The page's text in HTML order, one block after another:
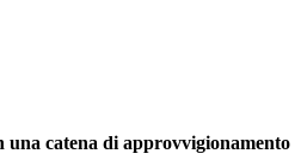
catena di approvvigionamento